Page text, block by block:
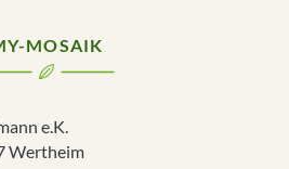
MOSAIK
e.K.
Wertheim